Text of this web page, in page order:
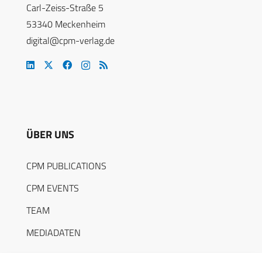
Carl-Zeiss-Straße 5
53340 Meckenheim
digital@cpm-verlag.de
ÜBER UNS
CPM PUBLICATIONS
CPM EVENTS
TEAM
MEDIADATEN